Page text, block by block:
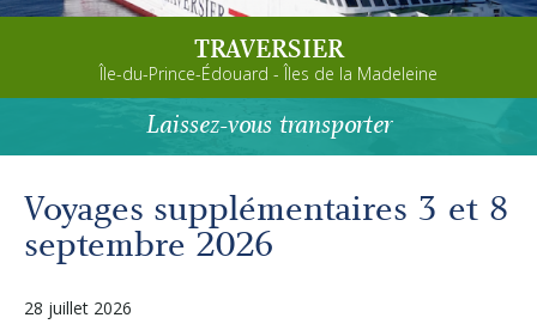
Planifiez votre voyage
Avant de partir
Autres services
TRAVERSIER
Île-du-Prince-Édouard - Îles de la Madeleine
Laissez-vous transporter
Voyages supplémentaires 3 et 8
septembre 2026
28 juillet 2026